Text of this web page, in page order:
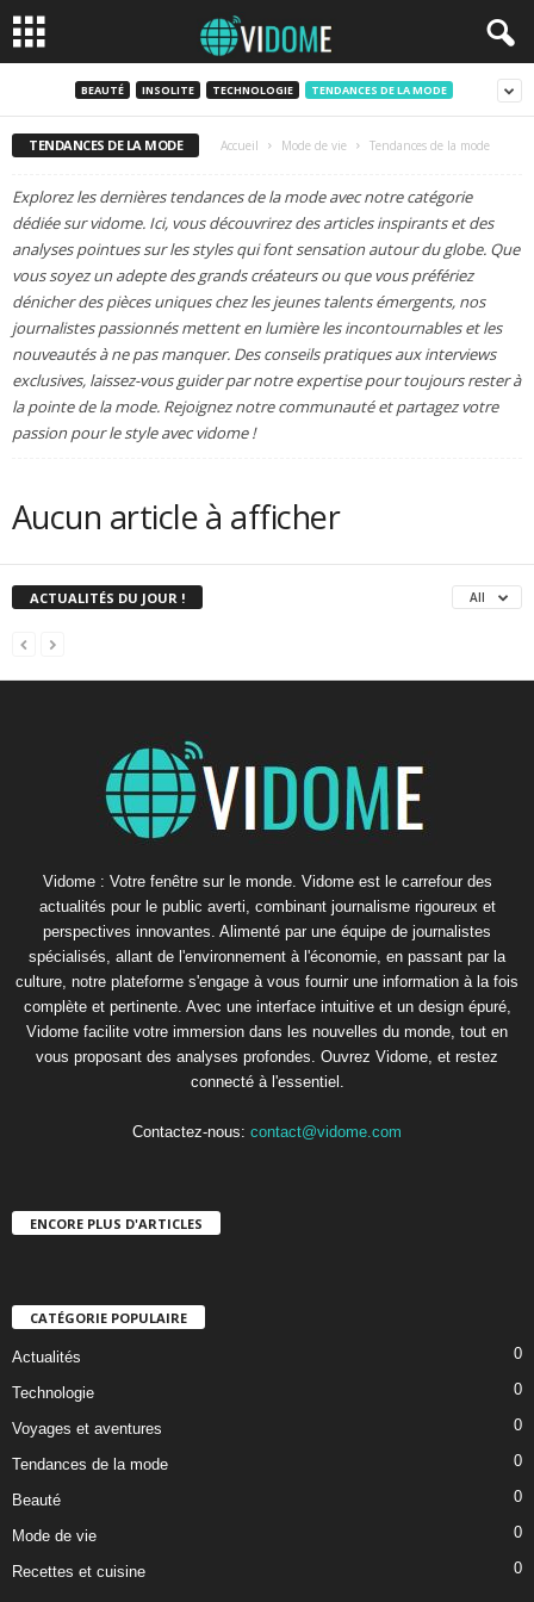
BEAUTÉ INSOLITE TECHNOLOGIE TENDANCES DE LA MODE
TENDANCES DE LA MODE Accueil Mode de vie Tendances de la mode
Explorez les dernières tendances de la mode avec notre catégorie
dédiée sur vidome. Ici, vous découvrirez des articles inspirants et des
analyses pointues sur les styles qui font sensation autour du globe. Que
vous soyez un adepte des grands créateurs ou que vous préfériez
dénicher des pièces uniques chez les jeunes talents émergents, nos
journalistes passionnés mettent en lumière les incontournables et les
nouveautés à ne pas manquer. Des conseils pratiques aux interviews
exclusives, laissez-vous guider par notre expertise pour toujours rester à
la pointe de la mode. Rejoignez notre communauté et partagez votre
passion pour le style avec vidome !
Aucun article à afficher
ACTUALITÉS DU JOUR ! All
Vidome : Votre fenêtre sur le monde. Vidome est le carrefour des
actualités pour le public averti, combinant journalisme rigoureux et
perspectives innovantes. Alimenté par une équipe de journalistes
spécialisés, allant de l'environnement à l'économie, en passant par la
culture, notre plateforme s'engage à vous fournir une information à la fois
complète et pertinente. Avec une interface intuitive et un design épuré,
Vidome facilite votre immersion dans les nouvelles du monde, tout en
vous proposant des analyses profondes. Ouvrez Vidome, et restez
connecté à l'essentiel.
Contactez-nous: contact@vidome.com
ENCORE PLUS D'ARTICLES
CATÉGORIE POPULAIRE
Actualités 0
Technologie 0
Voyages et aventures 0
Tendances de la mode 0
Beauté 0
Mode de vie 0
Recettes et cuisine 0